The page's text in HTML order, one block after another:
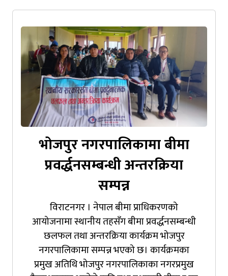
भोजपुर नगरपालिकामा बीमा
प्रवर्द्धनसम्बन्धी अन्तरक्रिया
सम्पन्न
विराटनगर । नेपाल बीमा प्राधिकरणको
आयोजनामा स्थानीय तहसँग बीमा प्रवर्द्धनसम्बन्धी
छलफल तथा अन्तरक्रिया कार्यक्रम भोजपुर
नगरपालिकामा सम्पन्न भएको छ। कार्यक्रमका
प्रमुख अतिथि भोजपुर नगरपालिकाका नगरप्रमुख